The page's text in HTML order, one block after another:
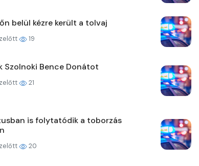
belül kézre került a tolvaj
19
Szolnoki Bence Donátot
21
is folytatódik a toborzás
20